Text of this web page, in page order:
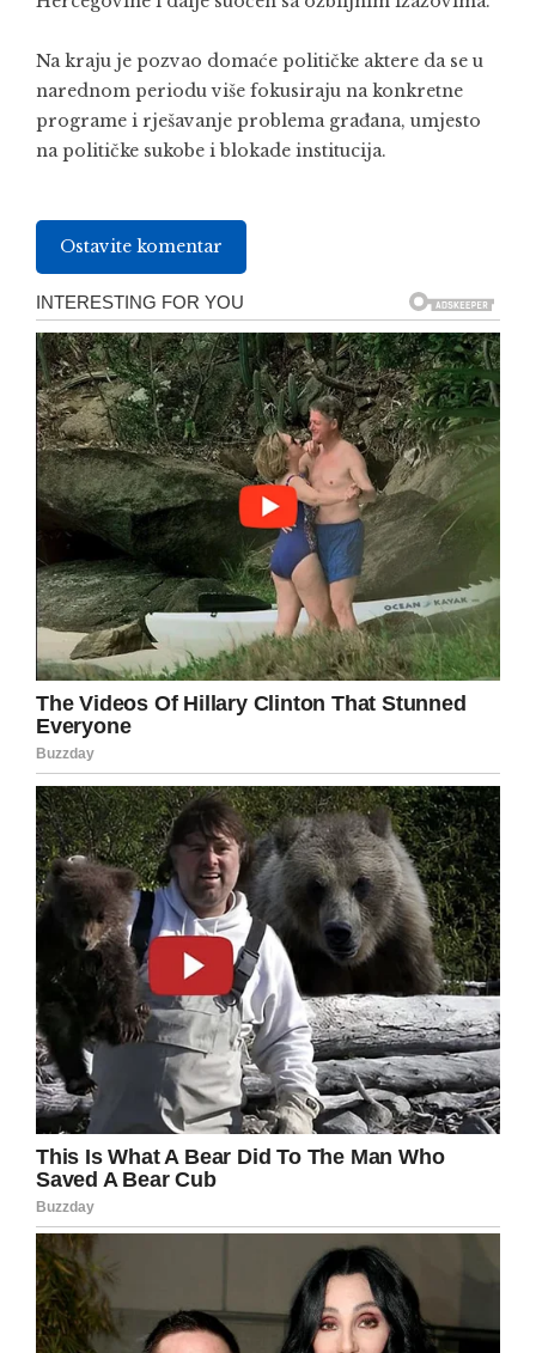
Na kraju je pozvao domaće političke aktere da se u
narednom periodu više fokusiraju na konkretne
programe i rješavanje problema građana, umjesto
na političke sukobe i blokade institucija.
Ostavite komentar